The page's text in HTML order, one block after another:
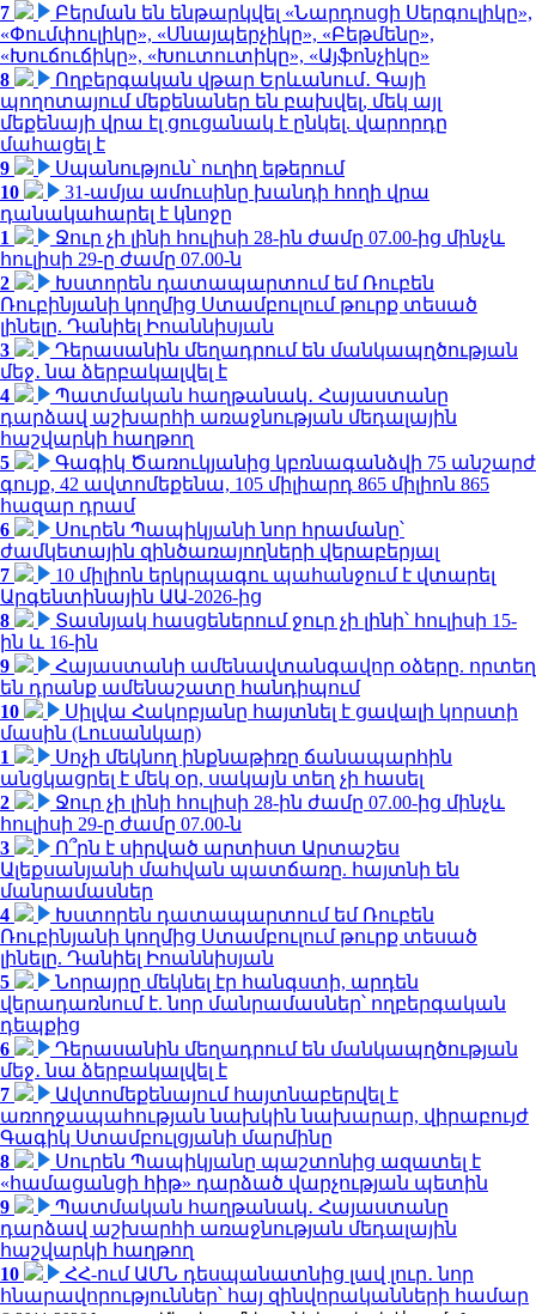
7
Բերման են ենթարկվել «Նարդոսցի Սերգուլիկը»,
«Փումփուլիկը», «Սնայպերչիկը», «Բեթմենը»,
«Խուճուճիկը», «Խուտուտիկը», «Այֆոնչիկը»
8
Ողբերգական վթար Երևանում․ Գայի
պողոտայում մեքենաներ են բախվել, մեկ այլ
մեքենայի վրա էլ ցուցանակ է ընկել. վարորդը
մահացել է
9
Սպանություն՝ ուղիղ եթերում
10
31-ամյա ամուսինը խանդի հողի վրա
դանակահարել է կնոջը
1
Ջուր չի լինի հուլիսի 28-ին ժամը 07.00-ից մինչև
հուլիսի 29-ը ժամը 07.00-ն
2
Խստորեն դատապարտում եմ Ռուբեն
Ռուբինյանի կողմից Ստամբուլում թուրք տեսած
լինելը. Դանիել Իոաննիսյան
3
Դերասանին մեղադրում են մանկապղծության
մեջ․ նա ձերբակալվել է
4
Պատմական հաղթանակ․ Հայաստանը
դարձավ աշխարհի առաջնության մեդալային
հաշվարկի հաղթող
5
Գագիկ Ծառուկյանից կբռնագանձվի 75 անշարժ
գույք, 42 ավտոմեքենա, 105 միլիարդ 865 միլիոն 865
հազար դրամ
6
Սուրեն Պապիկյանի նոր հրամանը՝
ժամկետային զինծառայողների վերաբերյալ
7
10 միլիոն երկրպագու պահանջում է վտարել
Արգենտինային ԱԱ-2026-ից
8
Տասնյակ հասցեներում ջուր չի լինի՝ հուլիսի 15-
ին և 16-ին
9
Հայաստանի ամենավտանգավոր օձերը. որտեղ
են դրանք ամենաշատը հանդիպում
10
Սիլվա Հակոբյանը հայտնել է ցավալի կորստի
մասին (Լուսանկար)
1
Սոչի մեկնող ինքնաթիռը ճանապարհին
անցկացրել է մեկ օր, սակայն տեղ չի հասել
2
Ջուր չի լինի հուլիսի 28-ին ժամը 07.00-ից մինչև
հուլիսի 29-ը ժամը 07.00-ն
3
Ո՞րն է սիրված արտիստ Արտաշես
Ալեքսանյանի մահվան պատճառը. հայտնի են
մանրամասներ
4
Խստորեն դատապարտում եմ Ռուբեն
Ռուբինյանի կողմից Ստամբուլում թուրք տեսած
լինելը. Դանիել Իոաննիսյան
5
Նորայրը մեկնել էր հանգստի, արդեն
վերադառնում է. նոր մանրամասներ՝ ողբերգական
դեպքից
6
Դերասանին մեղադրում են մանկապղծության
մեջ․ նա ձերբակալվել է
7
Ավտոմեքենայում հայտնաբերվել է
առողջապահության նախկին նախարար, վիրաբույժ
Գագիկ Ստամբուլցյանի մարմինը
8
Սուրեն Պապիկյանը պաշտոնից ազատել է
«համացանցի հիթ» դարձած վարչության պետին
9
Պատմական հաղթանակ․ Հայաստանը
դարձավ աշխարհի առաջնության մեդալային
հաշվարկի հաղթող
10
ՀՀ-ում ԱՄՆ դեսպանատնից լավ լուր․ նոր
հնարավորություններ՝ հայ զինվորականների համար